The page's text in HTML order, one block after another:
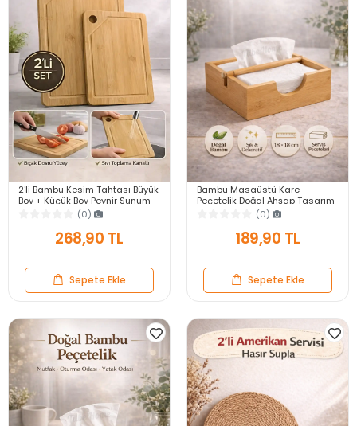
2'li Bambu Kesim Tahtası Büyük
Boy + Küçük Boy Peynir Sunum
Tepsi Sebze Doğrama Kesme
(0)
268,90 TL
Sepete Ekle
Bambu Masaüstü Kare
Peçetelik Doğal Ahşap Tasarım
Mutfak Salon Ofis Peçete
(0)
189,90 TL
Sepete Ekle